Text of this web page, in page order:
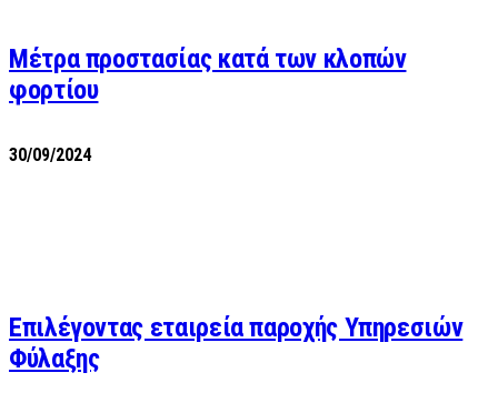
Μέτρα προστασίας κατά των κλοπών
φορτίου
30/09/2024
Επιλέγοντας εταιρεία παροχής Υπηρεσιών
Φύλαξης